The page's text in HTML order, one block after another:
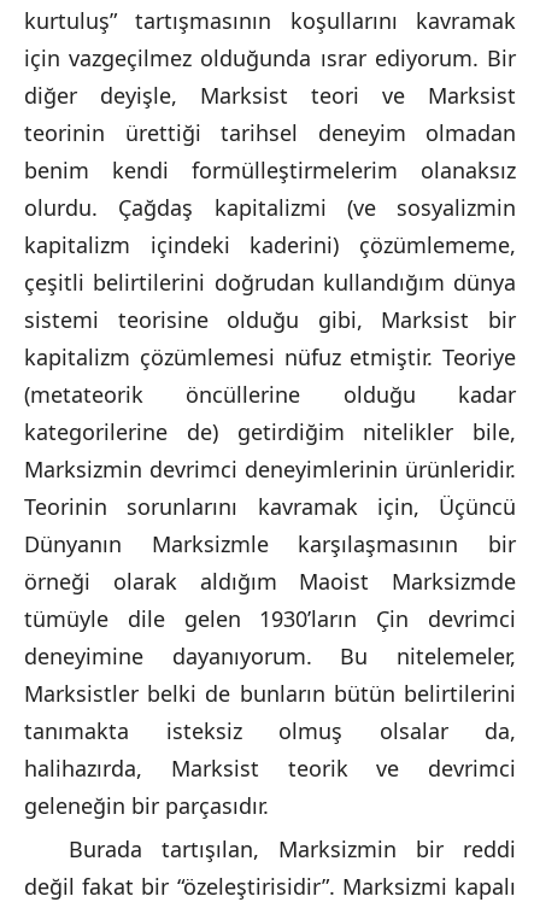
kurtuluş” tartışmasının koşullarını kavramak
için vazgeçilmez olduğunda ısrar ediyorum. Bir
diğer deyişle, Marksist teori ve Marksist
teorinin ürettiği tarihsel deneyim olmadan
benim kendi formülleştirmelerim olanaksız
olurdu. Çağdaş kapitalizmi (ve sosyalizmin
kapitalizm içindeki kaderini) çözümlememe,
çeşitli belirtilerini doğrudan kullandığım dünya
sistemi teorisine olduğu gibi, Marksist bir
kapitalizm çözümlemesi nüfuz etmiştir. Teoriye
(metateorik öncüllerine olduğu kadar
kategorilerine de) getirdiğim nitelikler bile,
Marksizmin devrimci deneyimlerinin ürünleridir.
Teorinin sorunlarını kavramak için, Üçüncü
Dünyanın Marksizmle karşılaşmasının bir
örneği olarak aldığım Maoist Marksizmde
tümüyle dile gelen 1930’ların Çin devrimci
deneyimine dayanıyorum. Bu nitelemeler,
Marksistler belki de bunların bütün belirtilerini
tanımakta isteksiz olmuş olsalar da,
halihazırda, Marksist teorik ve devrimci
geleneğin bir parçasıdır.
Burada tartışılan, Marksizmin bir reddi
değil fakat bir “özeleştirisidir”. Marksizmi kapalı